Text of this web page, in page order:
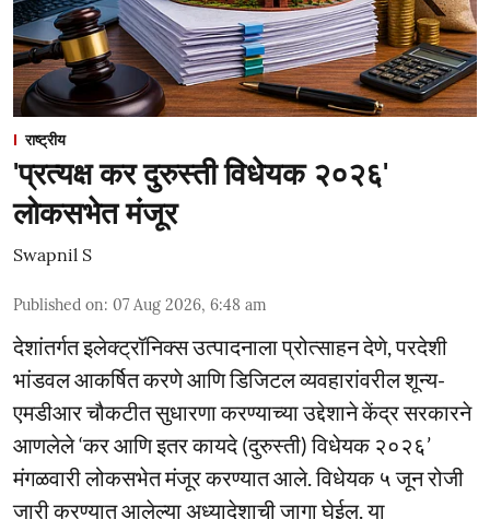
राष्ट्रीय
'प्रत्यक्ष कर दुरुस्ती विधेयक २०२६'
लोकसभेत मंजूर
Swapnil S
Published on: 07 Aug 2026, 6:48 am
देशांतर्गत इलेक्ट्रॉनिक्स उत्पादनाला प्रोत्साहन देणे, परदेशी
भांडवल आकर्षित करणे आणि डिजिटल व्यवहारांवरील शून्य-
एमडीआर चौकटीत सुधारणा करण्याच्या उद्देशाने केंद्र सरकारने
आणलेले ‘कर आणि इतर कायदे (दुरुस्ती) विधेयक २०२६’
मंगळवारी लोकसभेत मंजूर करण्यात आले. विधेयक ५ जून रोजी
जारी करण्यात आलेल्या अध्यादेशाची जागा घेईल. या